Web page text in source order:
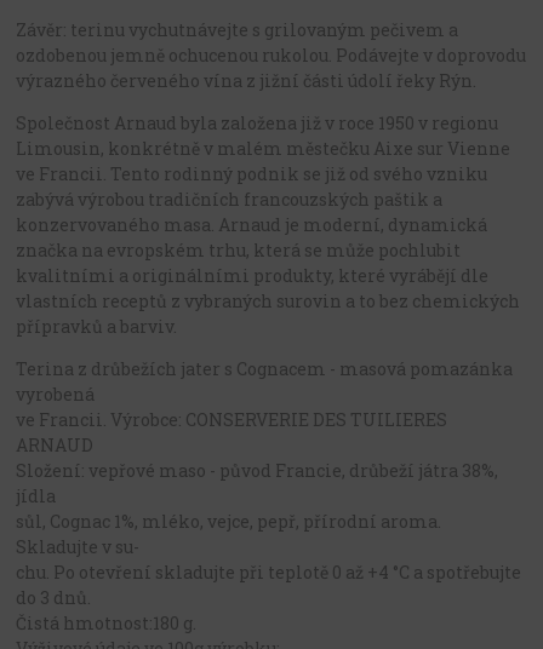
Závěr: terinu vychutnávejte s grilovaným pečivem a
ozdobenou jemně ochucenou rukolou. Podávejte v doprovodu
výrazného červeného vína z jižní části údolí řeky Rýn.
Společnost Arnaud byla založena již v roce 1950 v regionu
Limousin, konkrétně v malém městečku Aixe sur Vienne
ve Francii. Tento rodinný podnik se již od svého vzniku
zabývá výrobou tradičních francouzských paštik a
konzervovaného masa. Arnaud je moderní, dynamická
značka na evropském trhu, která se může pochlubit
kvalitními a originálními produkty, které vyrábějí dle
vlastních receptů z vybraných surovin a to bez chemických
přípravků a barviv.
Terina z drůbežích jater s Cognacem - masová pomazánka
vyrobená
ve Francii. Výrobce: CONSERVERIE DES TUILIERES
ARNAUD
Složení: vepřové maso - původ Francie, drůbeží játra 38%,
jídla
sůl, Cognac 1%, mléko, vejce, pepř, přírodní aroma.
Skladujte v su-
chu. Po otevření skladujte při teplotě 0 až +4 °C a spotřebujte
do 3 dnů.
Čistá hmotnost:180 g.